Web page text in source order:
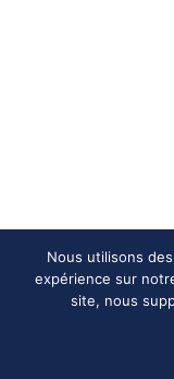
Nous utilisons
expérience sur
site, nous